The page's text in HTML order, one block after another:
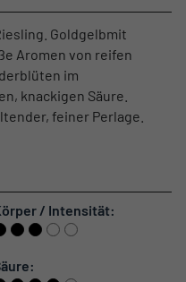
Goldgelbmit
Aromen von reifen
im
knackigen Säure.
feiner Perlage.
/ Intensität: